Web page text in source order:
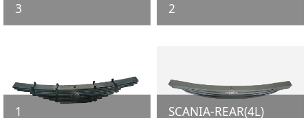
3 2
1 SCANIA-REAR(4L)